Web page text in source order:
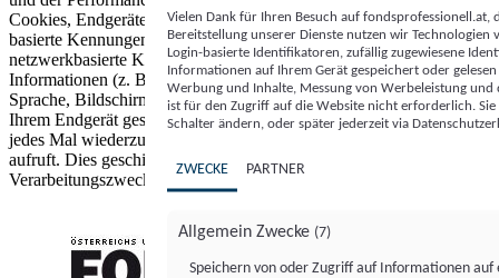
Cookies, Endgeräte- oder ähnliche Online-Kennungen (z. B. login-
basierte Kennungen, zufällig generierte Kennungen,
netzwerkbasierte Kennungen) können zusammen mit anderen
Informationen (z. B. Browsertyp und Browserinformationen,
Sprache, Bildschirmgröße, unterstützte Technologien usw.) auf
Ihrem Endgerät gespeichert oder von dort ausgelesen werden, um es
jedes Mal wiederzuerkennen, wenn es eine App oder einer Webseite
aufruft. Dies geschieht für einen oder mehrere der hier aufgeführten
Verarbeitungszwecke.
Vielen Dank für Ihren Besuch auf
Bereitstellung unserer Dienste nutzen wir Technologien
Login-basierte Identifikatoren, zufällig zugewiesene
Informationen auf Ihrem Gerät gespeichert oder
Werbung und Inhalte, Messung von Werbeleistung
ist für den Zugriff auf die Website nicht erforderlich.
Schalter ändern, oder später jederzeit via
ZWECKE PARTNER
Allgemein Zwecke (7)
Speichern von oder Zugriff auf Informationen auf